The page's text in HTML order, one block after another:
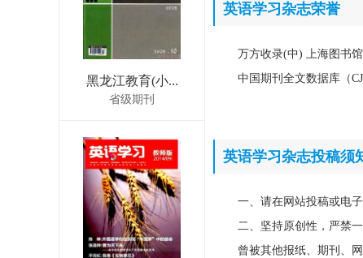
黑龙江教育(小...
省级期刊
英语学习杂志荣誉
万方收录(中) 上海图书
中国期刊全文数据库（
英语学习杂志投稿须
一、请在网站投稿或电子
二、坚持原创性，严禁
曾被其他报纸、期刊、